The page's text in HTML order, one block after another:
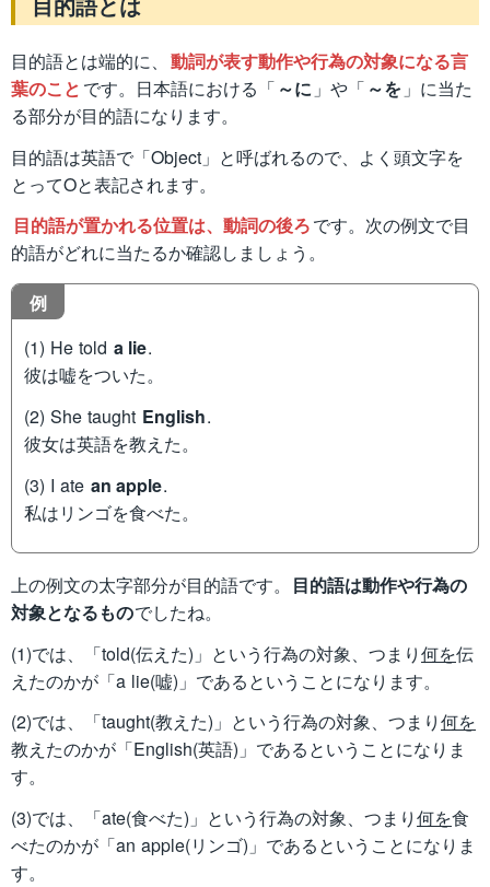
目的語とは端的に、 動詞が表す動作や行為の対象になる言
葉のこと です。日本語における「 ～に 」や「 ～を 」に当た
る部分が目的語になります。
目的語は英語で「Object」と呼ばれるので、よく頭文字を
とってOと表記されます。
目的語が置かれる位置は、動詞の後ろです。次の例文で目
的語がどれに当たるか確認しましょう。
例
(1) He told a lie.
彼は嘘をついた。
(2) She taught English.
彼女は英語を教えた。
(3) I ate an apple.
私はリンゴを食べた。
上の例文の太字部分が目的語です。
目的語は動作や行為の
対象となるものでしたね。
(1)では、「told(伝えた)」という行為の対象、つまり何を伝
えたのかが「a lie(嘘)」であるということになります。
(2)では、「taught(教えた)」という行為の対象、つまり何を
教えたのかが「English(英語)」であるということになりま
す。
(3)では、「ate(食べた)」という行為の対象、つまり何を食
べたのかが「an apple(リンゴ)」であるということになりま
す。